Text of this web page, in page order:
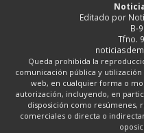
Editado por
B-
Tfno.
Queda prohibida la
comunicación pública y
web, en cualquier forma o
autorización, incluyendo, en
disposición como resúmenes,
comerciales o directa o